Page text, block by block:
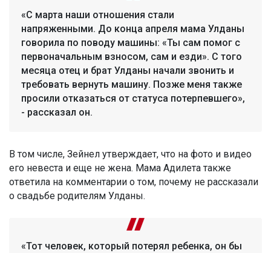
«С марта наши отношения стали
напряженными. До конца апреля мама Улданы
говорила по поводу машины: «Ты сам помог с
первоначальным взносом, сам и езди». С того
месяца отец и брат Улданы начали звонить и
требовать вернуть машину. Позже меня также
просили отказаться от статуса потерпевшего»,
- рассказал он.
В том числе, Зейнел утверждает, что на фото и видео
его невеста и еще не жена. Мама Адилета также
ответила на комментарии о том, почему не рассказали
о свадьбе родителям Улданы.
«Тот человек, который потерял ребенка, он бы